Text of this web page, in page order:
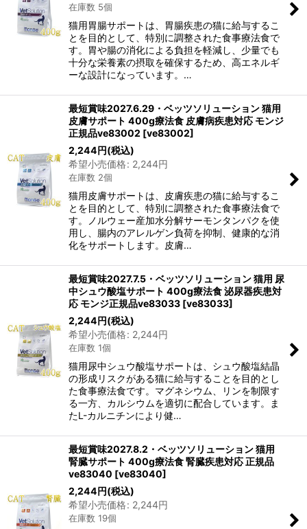
在庫数 5個
猫用胃腸サポートは、胃腸疾患の猫に給与するこ
とを目的として、特別に調整された食事療法食で
す。胃や腸の消化による負担を軽減し、少量でも
十分な栄養素の摂取を確保するため、高エネルギ
ーな設計になっています。…
最短賞味2027.6.29・ベッツソリューション 猫用
皮膚サポート 400g療法食 皮膚病疾患対応 モンジ
正規品ve83002 [ve83002]
2,244円(税込)
希望小売価格: 2,244円
在庫数 2個
猫用皮膚サポートは、皮膚疾患の猫に給与するこ
とを目的として、特別に調整された食事療法食で
す。ノルウェー産加水分解サーモンタンパクを使
用し、腸内のアレルゲン負荷を抑制、健康的な消
化をサポートします。皮膚…
最短賞味2027.7.5・ベッツソリューション 猫用 尿
中シュウ酸塩サポート 400g療法食 泌尿器疾患対
応 モンジ正規品ve83033 [ve83033]
2,244円(税込)
希望小売価格: 2,244円
在庫数 1個
猫用尿中シュウ酸塩サポートは、シュウ酸塩結晶
の形成リスクがある猫に給与することを目的とし
た食事療法食です。マグネシウム、リンを制限す
る一方、カルシウムを適切に配合しています。ま
たL-カルニチンにより健…
最短賞味2027.8.2・ベッツソリューション 猫用
腎臓サポート 400g療法食 腎臓疾患対応 正規品
ve83040 [ve83040]
2,244円(税込)
希望小売価格: 2,244円
在庫数 19個